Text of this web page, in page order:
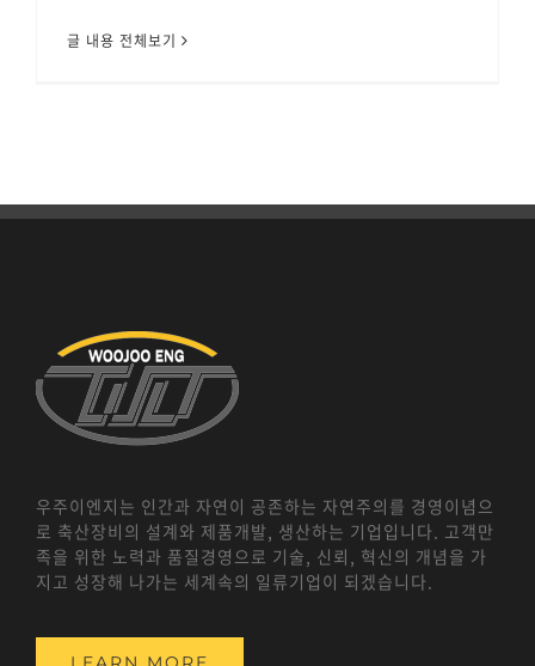
글 내용 전체보기
우주이엔지는 인간과 자연이 공존하는 자연주의를 경영이념으
로 축산장비의 설계와 제품개발, 생산하는 기업입니다. 고객만
족을 위한 노력과 품질경영으로 기술, 신뢰, 혁신의 개념을 가
지고 성장해 나가는 세계속의 일류기업이 되겠습니다.